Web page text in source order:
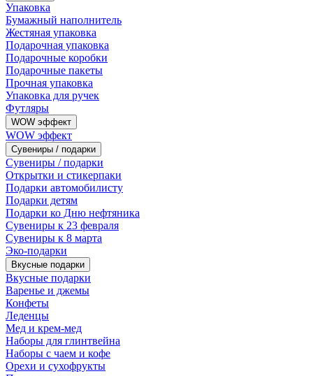
Упаковка
Бумажный наполнитель
Жестяная упаковка
Подарочная упаковка
Подарочные коробки
Подарочные пакеты
Прочная упаковка
Упаковка для ручек
Футляры
WOW эффект
WOW эффект
Сувениры / подарки
Сувениры / подарки
Открытки и стикерпаки
Подарки автомобилисту
Подарки детям
Подарки ко Дню нефтяника
Сувениры к 23 февраля
Сувениры к 8 марта
Эко-подарки
Вкусные подарки
Вкусные подарки
Варенье и джемы
Конфеты
Леденцы
Мед и крем-мед
Наборы для глинтвейна
Наборы с чаем и кофе
Орехи и сухофрукты